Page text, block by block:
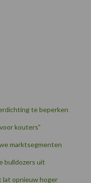
te beperken
kouters”
marktsegmenten
bulldozers uit
lat opnieuw hoger